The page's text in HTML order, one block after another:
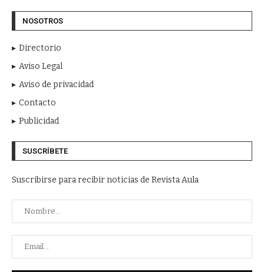
NOSOTROS
Directorio
Aviso Legal
Aviso de privacidad
Contacto
Publicidad
SUSCRÍBETE
Suscribirse para recibir noticias de Revista Aula